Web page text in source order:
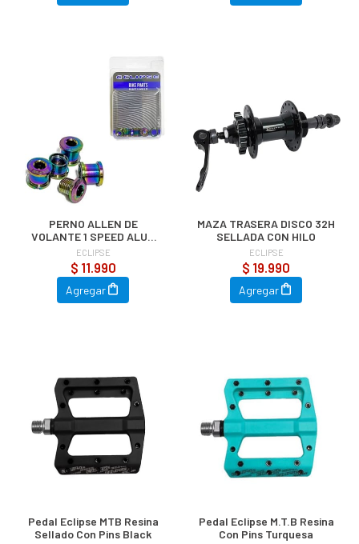
PERNO ALLEN DE
VOLANTE 1 SPEED ALUM
RAINBOW 4 PZAS
ECLIPSE
$ 11.990
Agregar
MAZA TRASERA DISCO 32H
SELLADA CON HILO
ECLIPSE
$ 19.990
Agregar
Pedal Eclipse MTB Resina
Sellado Con Pins Black
Pedal Eclipse M.T.B Resina
Con Pins Turquesa